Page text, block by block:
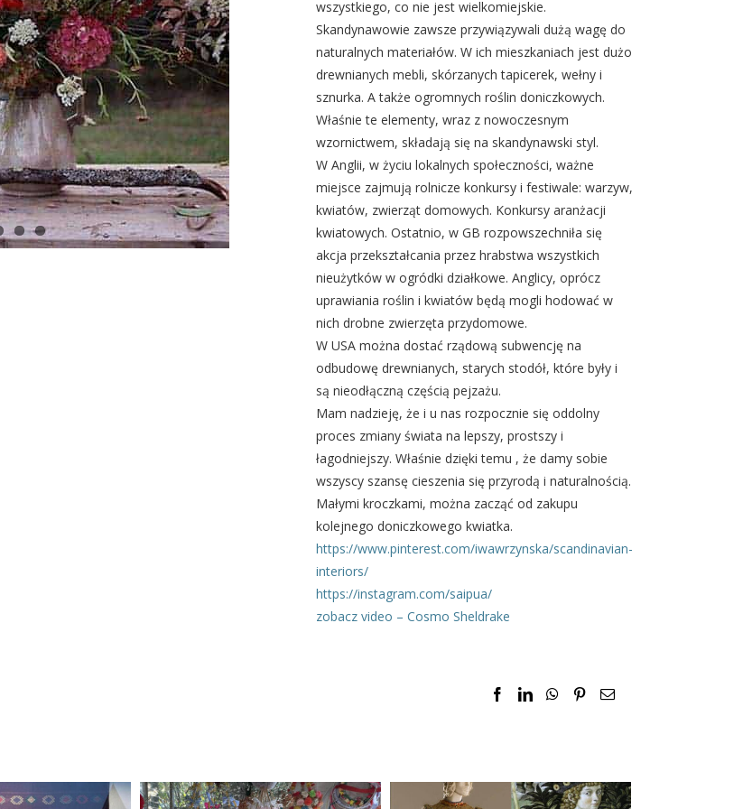
wszystkiego, co nie jest wielkomiejskie.
Skandynawowie zawsze przywiązywali dużą wagę do
naturalnych materiałów. W ich mieszkaniach jest dużo
drewnianych mebli, skórzanych tapicerek, wełny i
sznurka. A także ogromnych roślin doniczkowych.
Właśnie te elementy, wraz z nowoczesnym
wzornictwem, składają się na skandynawski styl.
W Anglii, w życiu lokalnych społeczności, ważne
miejsce zajmują rolnicze konkursy i festiwale: warzyw,
kwiatów, zwierząt domowych. Konkursy aranżacji
kwiatowych. Ostatnio, w GB rozpowszechniła się
akcja przekształcania przez hrabstwa wszystkich
nieużytków w ogródki działkowe. Anglicy, oprócz
uprawiania roślin i kwiatów będą mogli hodować w
nich drobne zwierzęta przydomowe.
W USA można dostać rządową subwencję na
odbudowę drewnianych, starych stodół, które były i
są nieodłączną częścią pejzażu.
Mam nadzieję, że i u nas rozpocznie się oddolny
proces zmiany świata na lepszy, prostszy i
łagodniejszy. Właśnie dzięki temu , że damy sobie
wszyscy szansę cieszenia się przyrodą i naturalnością.
Małymi kroczkami, można zacząć od zakupu
kolejnego doniczkowego kwiatka.
https://www.pinterest.com/iwawrzynska/scandinavian-
interiors/
https://instagram.com/saipua/
zobacz video – Cosmo Sheldrake
Facebook
LinkedInWhatsApp
PinterestEmail